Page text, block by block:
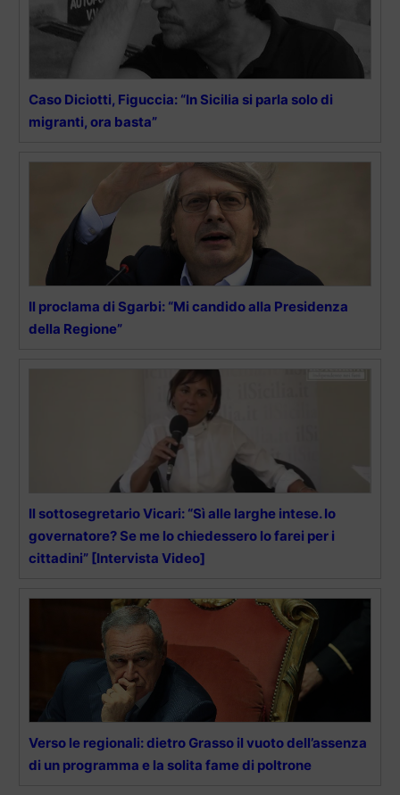
Caso Diciotti, Figuccia: “In Sicilia si parla solo di
migranti, ora basta”
Il proclama di Sgarbi: “Mi candido alla Presidenza
della Regione”
Il sottosegretario Vicari: “Sì alle larghe intese. Io
governatore? Se me lo chiedessero lo farei per i
cittadini” [Intervista Video]
Verso le regionali: dietro Grasso il vuoto dell’assenza
di un programma e la solita fame di poltrone